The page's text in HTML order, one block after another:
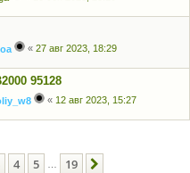
« 27 авг 2023, 18:29
95128
« 12 авг 2023, 15:27
из 19
4 5 19